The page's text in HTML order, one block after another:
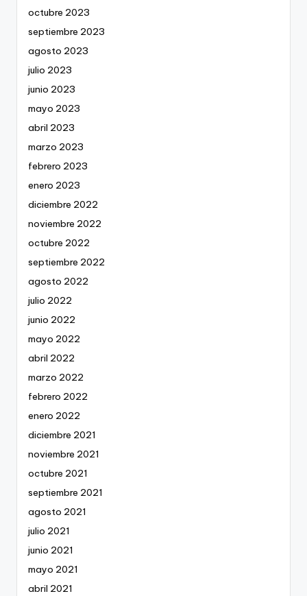
octubre 2023
septiembre 2023
agosto 2023
julio 2023
junio 2023
mayo 2023
abril 2023
marzo 2023
febrero 2023
enero 2023
diciembre 2022
noviembre 2022
octubre 2022
septiembre 2022
agosto 2022
julio 2022
junio 2022
mayo 2022
abril 2022
marzo 2022
febrero 2022
enero 2022
diciembre 2021
noviembre 2021
octubre 2021
septiembre 2021
agosto 2021
julio 2021
junio 2021
mayo 2021
abril 2021